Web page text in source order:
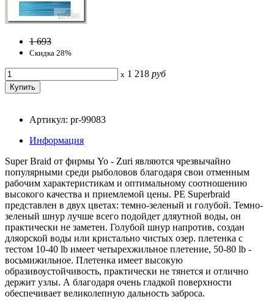
1 693
Скидка 28%
x 1 218 руб
Артикул: pr-99083
Информация
Super Braid от фирмы Yo - Zuri являются чрезвычайно
популярными среди рыболовов благодаря свои отменным
рабочим характеристикам и оптимальному соотношению
высокого качества и приемлемой цены. PE Superbraid
представлен в двух цветах: темно-зеленый и голубой. Темно-
зеленый шнур лучше всего подойдет дляутной воды, он
практически не заметен. Голубой шнур напротив, создан
дляорской воды или кристально чистых озер. плетенка с
тестом 10-40 lb имеет четырехжильное плетение, 50-80 lb -
восьмижильное. Плетенка имеет высокую
образивоустойчивость, практически не тянется и отлично
держит узлы. А благодаря очень гладкой поверхности
обеспечивает великолепную дальность заброса.